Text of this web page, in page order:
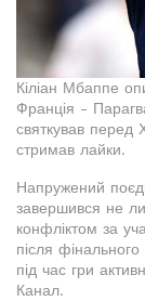
Кіліан Мбаппе
Франція -
святкував перед
стримав лайки.
Напружений
завершився не
конфліктом за
після фінального
під час гри
Канал.